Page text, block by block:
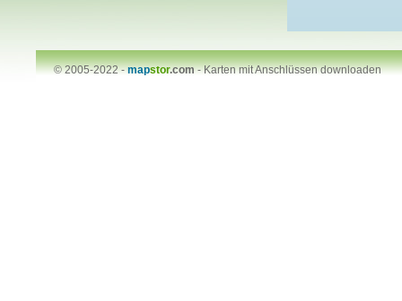
© 2005-2022 -mapstor.com-Karten mit Anschlüssen downloaden